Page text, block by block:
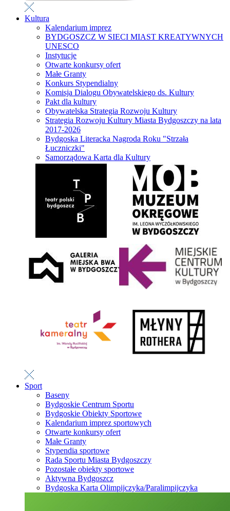
Kultura
Kalendarium imprez
BYDGOSZCZ W SIECI MIAST KREATYWNYCH
UNESCO
Instytucje
Otwarte konkursy ofert
Małe Granty
Konkurs Stypendialny
Komisja Dialogu Obywatelskiego ds. Kultury
Pakt dla kultury
Obywatelska Strategia Rozwoju Kultury
Strategia Rozwoju Kultury Miasta Bydgoszczy na lata
2017-2026
Bydgoska Literacka Nagroda Roku "Strzała
Łuczniczki"
Samorządowa Karta dla Kultury
Sport
Baseny
Bydgoskie Centrum Sportu
Bydgoskie Obiekty Sportowe
Kalendarium imprez sportowych
Otwarte konkursy ofert
Małe Granty
Stypendia sportowe
Rada Sportu Miasta Bydgoszczy
Pozostałe obiekty sportowe
Aktywna Bydgoszcz
Bydgoska Karta Olimpijczyka/Paralimpijczyka